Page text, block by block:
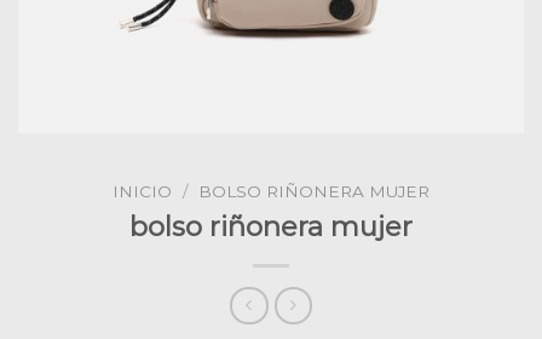
INICIO / BOLSO RIÑONERA MUJER
bolso riñonera mujer